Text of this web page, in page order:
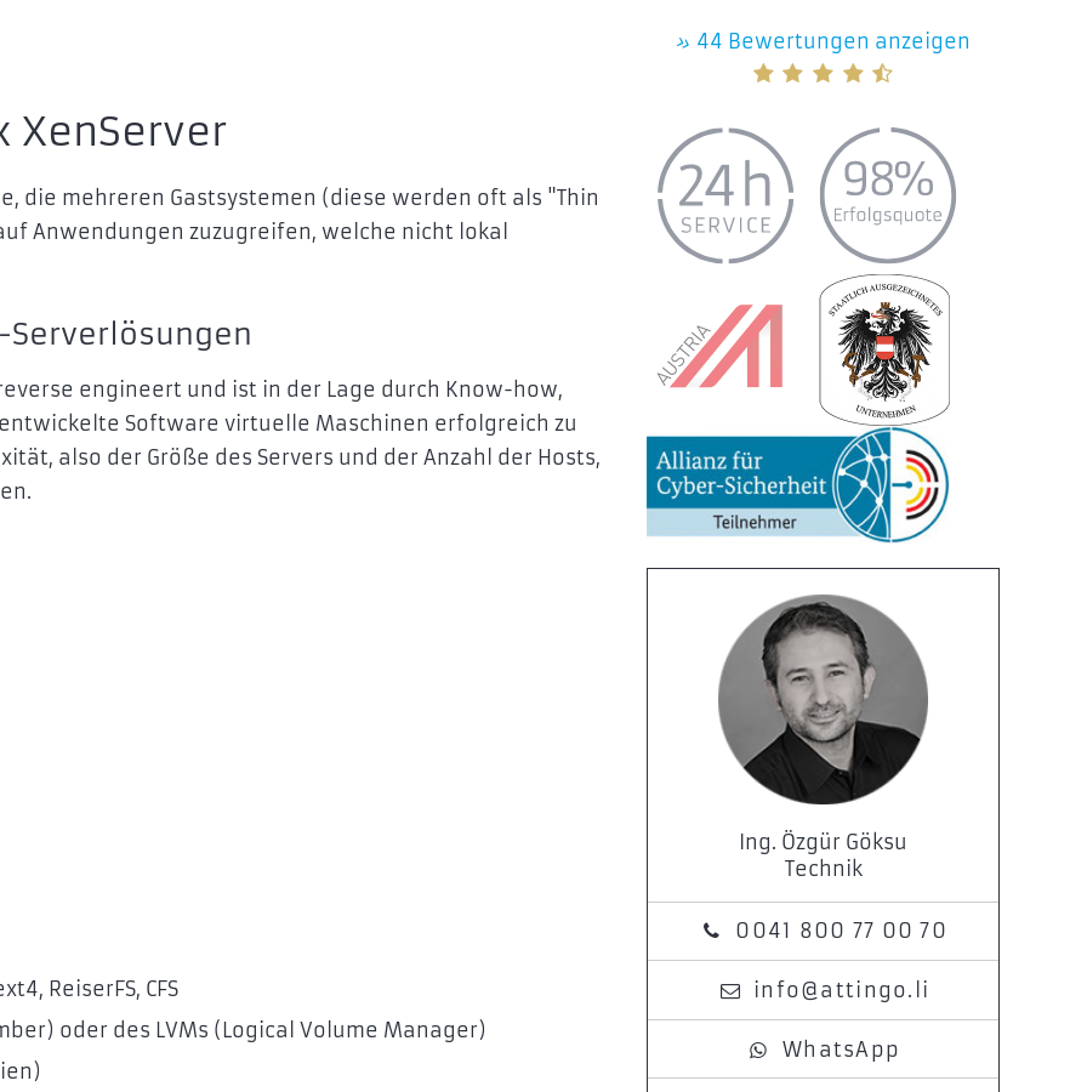
XenServer
die mehreren Gastsystemen (diese werden oft als "Thin
Anwendungen zuzugreifen, welche nicht lokal
engineert und ist in der Lage durch Know-how,
Software virtuelle Maschinen erfolgreich zu
also der Größe des Servers und der Anzahl der Hosts,
ReiserFS, CFS
oder des LVMs (Logical Volume Manager)
» 44 Bewertungen anzeigen
Ing. Özgür Göksu
Technik
0041 800 77 00 70
info@attingo.li
WhatsApp